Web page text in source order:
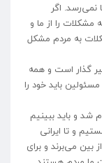
اگر
مشکلات را از ما و
به مردم مشکل
گذار است و همه
باید خود را
شد و باید ببینیم
و تا ایرانی
بین می‌برند و برای